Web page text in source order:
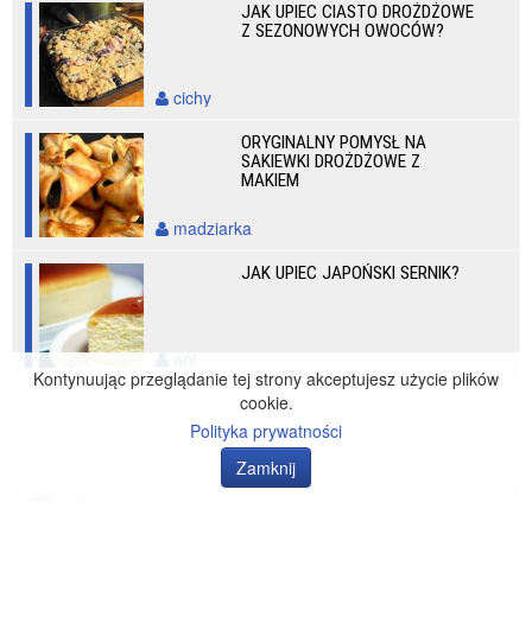
JAK UPIEC CIASTO DROŻDŻOWE
Z SEZONOWYCH OWOCÓW?
cichy
ORYGINALNY POMYSŁ NA
SAKIEWKI DROŻDŻOWE Z
MAKIEM
madziarka
JAK UPIEC JAPOŃSKI SERNIK?
Kontynuując przeglądanie tej strony akceptujesz użycie plików
cookie.
Polityka prywatności
Zamknij